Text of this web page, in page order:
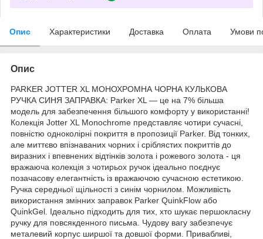
Опис Характеристики Доставка Оплата Умови
Опис
PARKER JOTTER XL МОНОХРОМНА ЧОРНА КУЛЬКОВА
РУЧКА СИНЯ ЗАПРАВКА: Parker XL — це на 7% більша
модель для забезпечення більшого комфорту у використанні!
Колекція Jotter XL Monochrome представляє чотири сучасні,
повністю одноколірні покриття в пропозиції Parker. Від тонких,
але миттєво впізнаваних чорних і сріблястих покриттів до
виразних і впевнених відтінків золота і рожевого золота - ця
вражаюча колекція з чотирьох ручок ідеально поєднує
позачасову елегантність із вражаючою сучасною естетикою.
Ручка середньої щільності з синім чорнилом. Можливість
використання змінних заправок Parker QuinkFlow або
QuinkGel. Ідеально підходить для тих, хто шукає першокласну
ручку для повсякденного письма. Чудову вагу забезпечує
металевий корпус ширшої та довшої форми. Привабливі,